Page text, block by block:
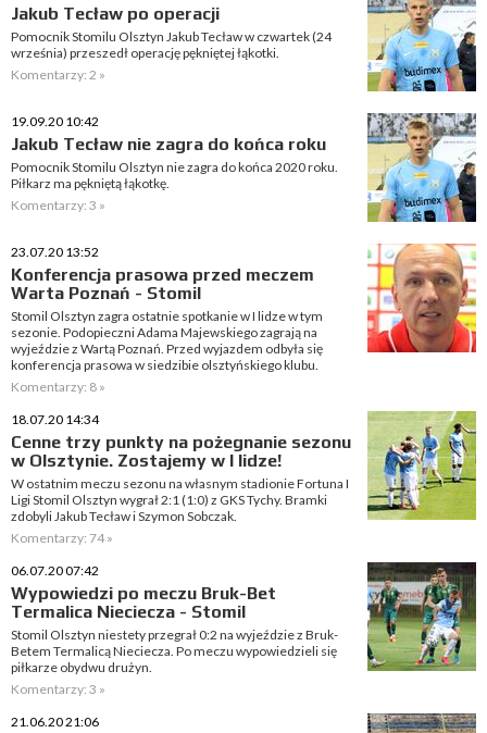
Jakub Tecław po operacji
Pomocnik Stomilu Olsztyn Jakub Tecław w czwartek (24
września) przeszedł operację pękniętej łąkotki.
Komentarzy: 2 »
19.09.20 10:42
Jakub Tecław nie zagra do końca roku
Pomocnik Stomilu Olsztyn nie zagra do końca 2020 roku.
Piłkarz ma pękniętą łąkotkę.
Komentarzy: 3 »
23.07.20 13:52
Konferencja prasowa przed meczem
Warta Poznań - Stomil
Stomil Olsztyn zagra ostatnie spotkanie w I lidze w tym
sezonie. Podopieczni Adama Majewskiego zagrają na
wyjeździe z Wartą Poznań. Przed wyjazdem odbyła się
konferencja prasowa w siedzibie olsztyńskiego klubu.
Komentarzy: 8 »
18.07.20 14:34
Cenne trzy punkty na pożegnanie sezonu
w Olsztynie. Zostajemy w I lidze!
W ostatnim meczu sezonu na własnym stadionie Fortuna I
Ligi Stomil Olsztyn wygrał 2:1 (1:0) z GKS Tychy. Bramki
zdobyli Jakub Tecław i Szymon Sobczak.
Komentarzy: 74 »
06.07.20 07:42
Wypowiedzi po meczu Bruk-Bet
Termalica Nieciecza - Stomil
Stomil Olsztyn niestety przegrał 0:2 na wyjeździe z Bruk-
Betem Termalicą Nieciecza. Po meczu wypowiedzieli się
piłkarze obydwu drużyn.
Komentarzy: 3 »
21.06.20 21:06